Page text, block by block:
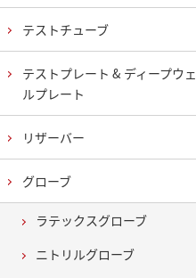
テストチューブ
テストプレート & ディープウェ
ルプレート
リザーバー
グローブ
ラテックスグローブ
ニトリルグローブ